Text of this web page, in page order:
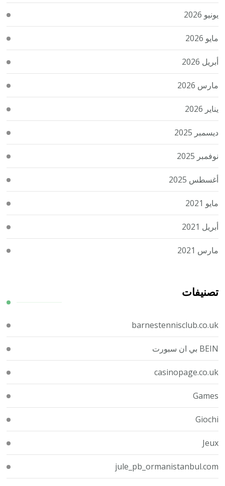
يونيو 2026
مايو 2026
أبريل 2026
مارس 2026
يناير 2026
ديسمبر 2025
نوفمبر 2025
أغسطس 2025
مايو 2021
أبريل 2021
مارس 2021
تصنيفات
barnestennisclub.co.uk
BEIN بي ان سبورت
casinopage.co.uk
Games
Giochi
Jeux
jule_pb_ormanistanbul.com